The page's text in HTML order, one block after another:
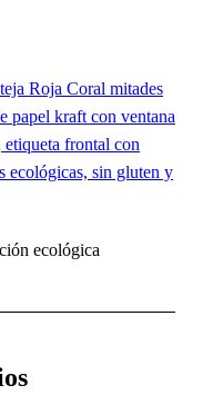
ecológica